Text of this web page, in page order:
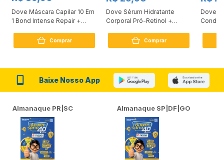
Dove Máscara Capilar 10 Em
1 Bond Intense Repair +
Comprar
Dove Sérum Hidratante
Corporal Pró-Retinol +
Comprar
Dove
Baixe Nosso App
Almanaque PR|SC Almanaque SP|DF|GO